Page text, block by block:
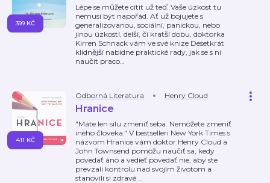
Lépe se můžete cítit už teď. Vaše úzkost tu
nemusí být napořád. Ať už bojujete s
generalizovanou, sociální, panickou, nebo
jinou úzkostí, delší, či kratší dobu, doktorka
Kirren Schnack vám ve své knize Desetkrát
klidnější nabídne praktické rady, jak se s ní
naučit praco…
399 KČ
Odborná Literatura Henry Cloud
Hranice
"Máte len silu zmeniť seba. Nemôžete zmeniť
iného človeka." V bestselleri New York Times s
názvom Hranice vám doktor Henry Cloud a
John Townsend pomôžu naučiť sa, kedy
povedať áno a vedieť povedať nie, aby ste
prevzali kontrolu nad svojím životom a
stanovili si zdravé …
411 KČ